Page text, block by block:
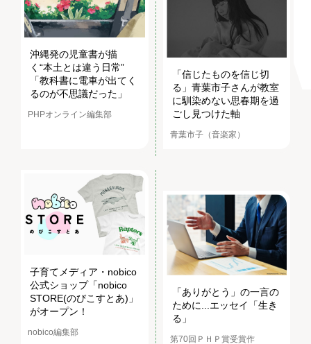
沖縄発の児童書が描
く“本土とは違う日常”
「教科書に電車が出てく
るのが不思議だった」
PHPオンライン編集部
「信じたものを信じ切
る」青葉市子さんが教室
に馴染めない思春期を過
ごし見つけた軸
青葉市子（音楽家）
子育てメディア・nobico
公式ショップ「nobico
STORE(のびこすとあ)」
がオープン！
nobico編集部
「ありがとう」の一言の
ために...エッセイ「生き
る」
第70回ＰＨＰ賞受賞作